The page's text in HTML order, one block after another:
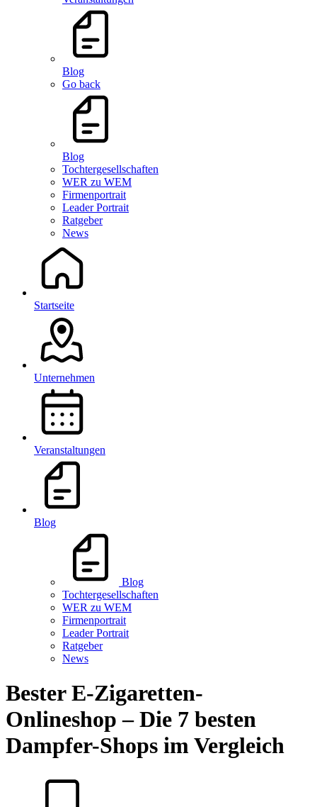
Blog
Go back
Blog
Tochtergesellschaften
WER zu WEM
Firmenportrait
Leader Portrait
Ratgeber
News
Startseite
Unternehmen
Veranstaltungen
Blog
Blog
Tochtergesellschaften
WER zu WEM
Firmenportrait
Leader Portrait
Ratgeber
News
Bester E-Zigaretten-
Onlineshop – Die 7 besten
Dampfer-Shops im Vergleich